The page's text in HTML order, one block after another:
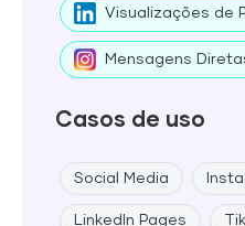
Visualizações de
Mensagens
Casos de uso
Social Media
LinkedIn Pages